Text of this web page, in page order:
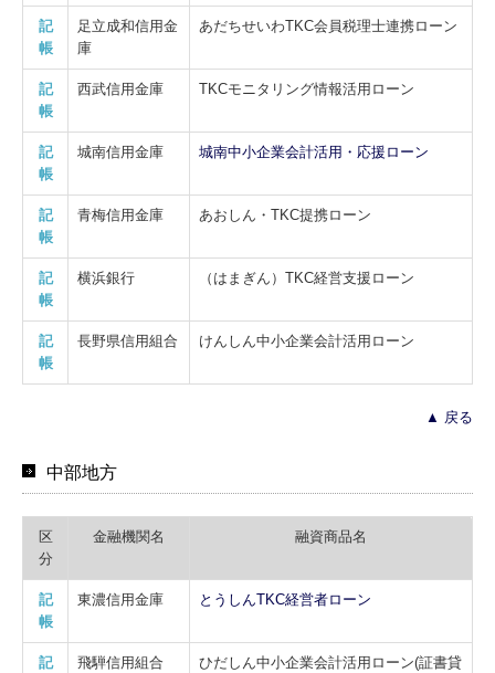
記
帳
足立成和信用金
庫
あだちせいわTKC会員税理士連携ローン
記
帳
西武信用金庫 TKCモニタリング情報活用ローン
記
帳
城南信用金庫 城南中小企業会計活用・応援ローン
記
帳
青梅信用金庫 あおしん・TKC提携ローン
記
帳
横浜銀行 （はまぎん）TKC経営支援ローン
記
帳
長野県信用組合 けんしん中小企業会計活用ローン
▲ 戻る
中部地方
区
分
金融機関名 融資商品名
記
帳
東濃信用金庫 とうしんTKC経営者ローン
記
飛騨信用組合
ひだしん中小企業会計活用ローン(証書貸